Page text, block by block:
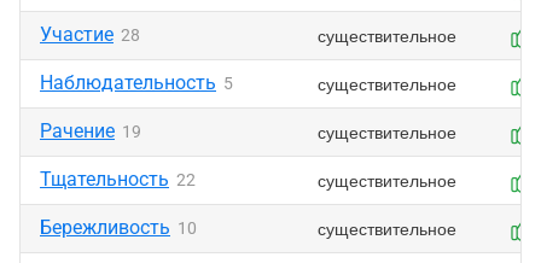
Участие 28 существительное
Наблюдательность 5 существительное
Рачение 19 существительное
Тщательность 22 существительное
Бережливость 10 существительное